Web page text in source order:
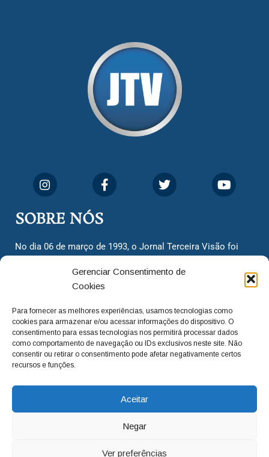
Gerenciar Consentimento de
Cookies
Para fornecer as melhores experiências, usamos tecnologias como
cookies para armazenar e/ou acessar informações do dispositivo. O
consentimento para essas tecnologias nos permitirá processar dados
como comportamento de navegação ou IDs exclusivos neste site. Não
consentir ou retirar o consentimento pode afetar negativamente certos
recursos e funções.
Aceitar
Negar
Ver preferências
SOBRE NÓS
No dia 06 de março de 1993, o Jornal Terceira Visão foi
cidadãos valinhenses, já que naquela época só existiam
dois jornais. Há mais de 30 anos, o jornal continua
com o foco de trazer as melhores notícias. Nunca
deixamos de lado as necessidades do cidadão, sempre
questionando os órgãos públicos em busca de melhorias
para a cidade e sempre cobrando resoluções para casos
adm@jtv.com.br
(19) 3929-6225